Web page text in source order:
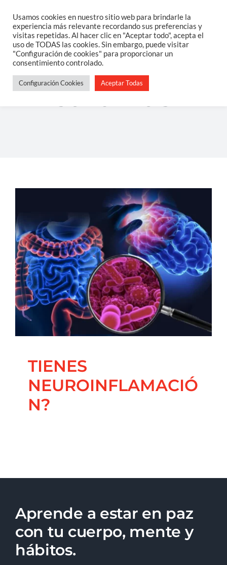
contenido
Home
Sobre Mi
Blog
Contacto
sardinas
TIENES
NEUROINFLAMACIÓN?
Blog Coaching Nutricional Principal Salud Integrativa
TIENES
NEUROINFLAMACIÓ
N?
Aprende a estar en paz
con tu cuerpo, mente y
hábitos.
Usamos cookies en nuestro sitio web para brindarle la
experiencia más relevante recordando sus preferencias y
visitas repetidas. Al hacer clic en "Aceptar todo", acepta el
uso de TODAS las cookies. Sin embargo, puede visitar
"Configuración de cookies" para proporcionar un
consentimiento controlado.
Configuración Cookies Aceptar Todas